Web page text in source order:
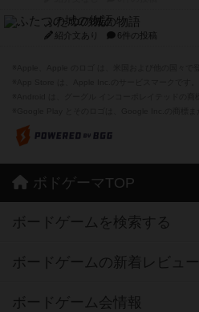
ふたつの城の物語
紹介文あり 6件の投稿
ボドゲーマTOP
ボードゲームを検索する
ボードゲームの新着レビュー
ボードゲーム会情報